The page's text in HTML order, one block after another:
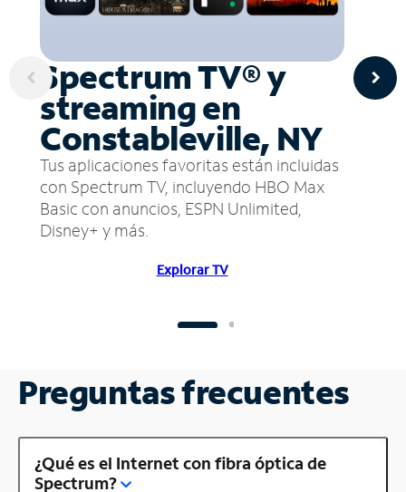
Spectrum TV® y
streaming en
Constableville, NY
Tus aplicaciones favoritas están incluidas
con Spectrum TV, incluyendo HBO Max
Basic con anuncios, ESPN Unlimited,
Disney+ y más.
Explorar TV
Preguntas frecuentes
¿Qué es el Internet con fibra óptica de
Spectrum?